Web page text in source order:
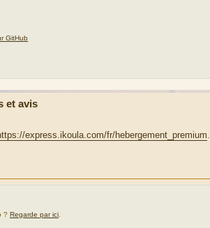
GitHub
et avis
express.ikoula.com/fr/hebergement_premium.
? Regarde par ici